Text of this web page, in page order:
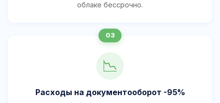
облаке бессрочно.
📉
Расходы на документооборот -95%